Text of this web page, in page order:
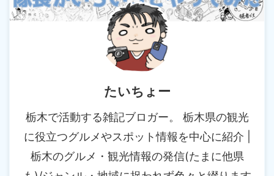
たいちょー
栃木で活動する雑記ブロガー。 栃木県の観光
に役立つグルメやスポット情報を中心に紹介 |
栃木のグルメ・観光情報の発信(たまに他県